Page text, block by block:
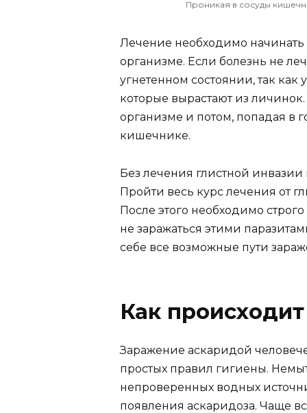
Проникая в сосуды
Лечение необходимо начинать
организме. Если болезнь не
угнетенном состоянии, так как
которые вырастают из
организме и потом, попадая в
кишечнике.
Без лечения глистной инвазии
Пройти весь курс лечения от
После этого необходимо
не заражаться этими
себе все возможные пути
Как
Заражение аскаридой
простых правил гигиены.
непроверенных водных
появления аскаридоза. Чаще